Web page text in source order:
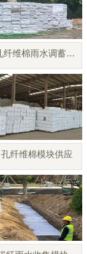
普陀区多孔纤维棉雨水调蓄模块
纤维棉模块供应